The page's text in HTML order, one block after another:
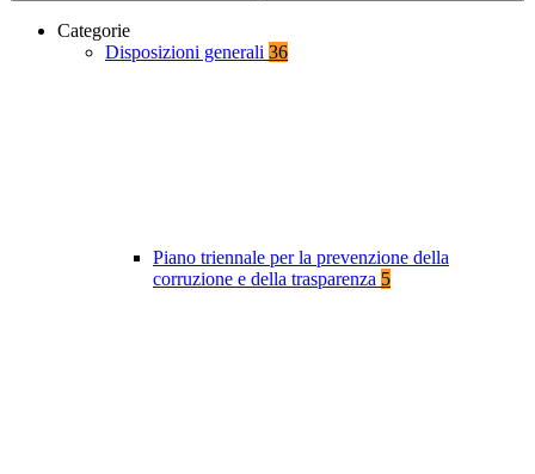
Categorie
Disposizioni generali 36
Piano triennale per la prevenzione della
corruzione e della trasparenza 5